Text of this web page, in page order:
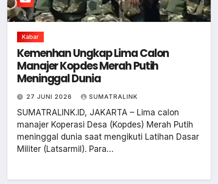
Kabar
Kemenhan Ungkap Lima Calon
Manajer Kopdes Merah Putih
Meninggal Dunia
27 JUNI 2026 SUMATRALINK
SUMATRALINK.ID, JAKARTA – Lima calon
manajer Koperasi Desa (Kopdes) Merah Putih
meninggal dunia saat mengikuti Latihan Dasar
Militer (Latsarmil). Para…